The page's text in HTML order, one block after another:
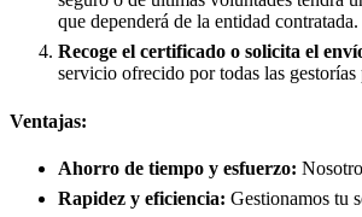
que dependerá de la entidad contratada.
Recoge el certificado o solicita el
servicio ofrecido por todas las
Ventajas:
Ahorro de tiempo y esfuerzo:
Rapidez y eficiencia: Gestionamos tu